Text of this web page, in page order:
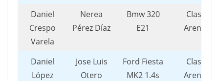
Daniel
Crespo
Varela
Nerea
Pérez Díaz
Bmw 320
E21
Clasicos
Arenteiro
Daniel
López
Jose Luis
Otero
Ford Fiesta
MK2 1.4s
Clasicos
Arenteiro